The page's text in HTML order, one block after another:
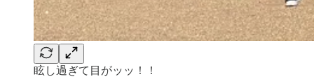
眩し過ぎて目がッッ！！